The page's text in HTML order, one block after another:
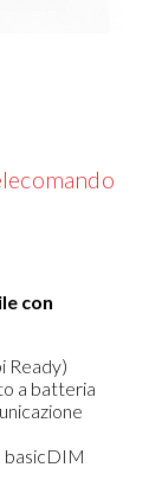
con
Ready)
a batteria
basicDIM